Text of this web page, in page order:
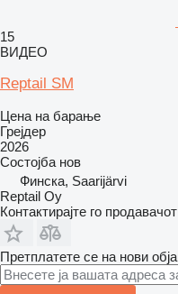
15
ВИДЕО
Reptail SM
Цена на барање
Грејдер
2026
Состојба нов
Финска, Saarijärvi
Reptail Oy
Контактирајте го продавачот
Претплатете се на нови